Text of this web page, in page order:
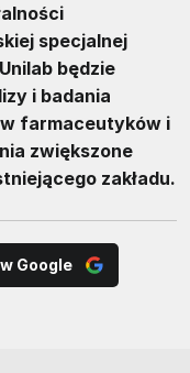
specjalnej
będzie
i badania
farmaceutyków i
zwiększone
zakładu.
Google